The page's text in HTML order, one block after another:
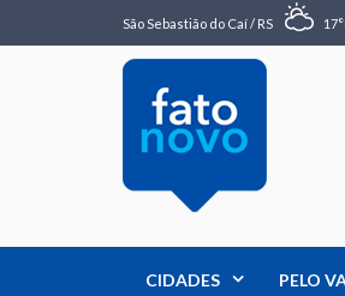
São Sebastião do Caí / RS
CIDADES PELO